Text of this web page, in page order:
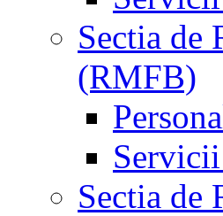
Sectia de
(RMFB)
Sectia de